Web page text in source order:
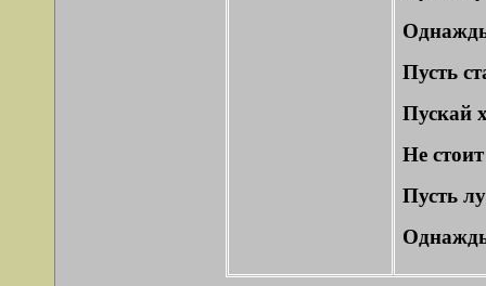
Пусть
Пускай
Не
Пусть